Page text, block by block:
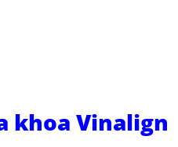
khoa Vinalign